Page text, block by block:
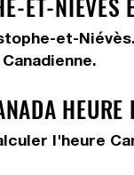
et-Niévès.
HEURE
l'heure